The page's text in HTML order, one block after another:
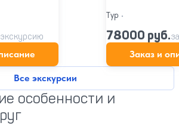
Все экскурсии
экскурсию
Тур•
78000 руб.
Заказ и
особенности и